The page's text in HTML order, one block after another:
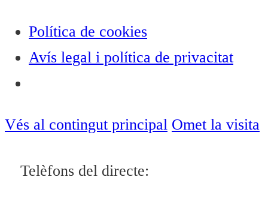
Política de cookies
Avís legal i política de privacitat
Vés al contingut principal Omet la visita
Telèfons del directe:
ACTUALITAT
OCI